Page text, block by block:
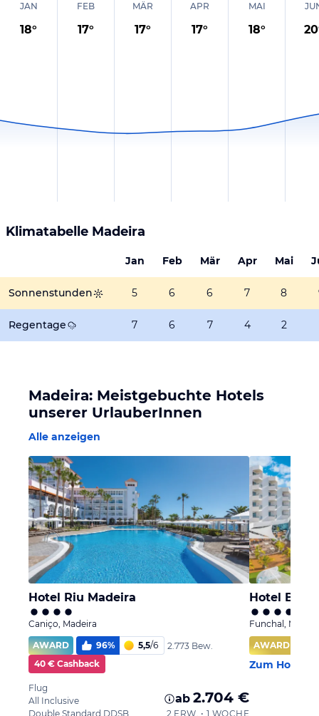
JAN
18°
FEB
17°
MÄR
17°
APR
17°
MAI
18° 20
Klimatabelle Madeira
Jan Feb Mär Apr Mai
Sonnenstunden 5 6 6 7 8
Regentage 7 6 7 4 2
Madeira: Meistgebuchte Hotels
unserer UrlauberInnen
Alle anzeigen
Hotel Riu Madeira
Caniço, Madeira
AWARD
96% 5,5/6
2.773 Bew.
40 € Cashback
Flug
All Inclusive
Double Standard DDSB
ab 2.704 €
2 ERW. • 1 WOCHE
Hotel Baia
Funchal,
AWARD
Zum Hotel